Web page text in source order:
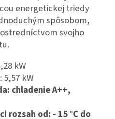
energetickej triedy
spôsobom,
svojho
kW
kW
chladenie A++,
rozsah od: - 15 °C do